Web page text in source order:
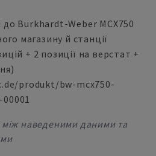
Burkhardt-Weber MCX750
магазину й станції
+ 2 позиції на верстат +
produkt/bw-mcx750-
між наведеними даними та